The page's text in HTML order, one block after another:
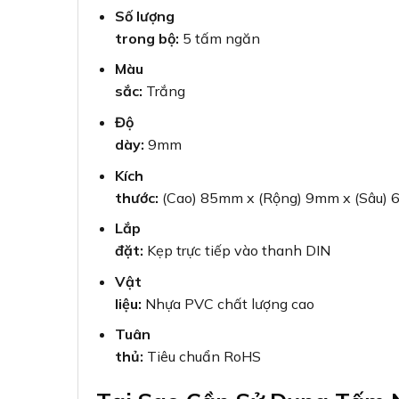
Số lượng
trong bộ: 5 tấm ngăn
Màu
sắc: Trắng
Độ
dày: 9mm
Kích
thước: (Cao) 85mm x (Rộng) 9mm x (Sâu)
Lắp
đặt: Kẹp trực tiếp vào thanh DIN
Vật
liệu: Nhựa PVC chất lượng cao
Tuân
thủ: Tiêu chuẩn RoHS